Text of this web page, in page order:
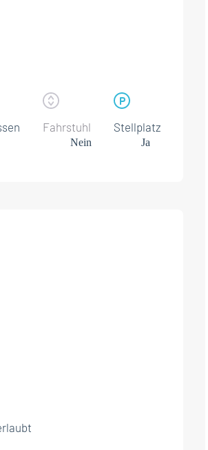
Fahrstuhl
Nein
Stellplatz
Ja